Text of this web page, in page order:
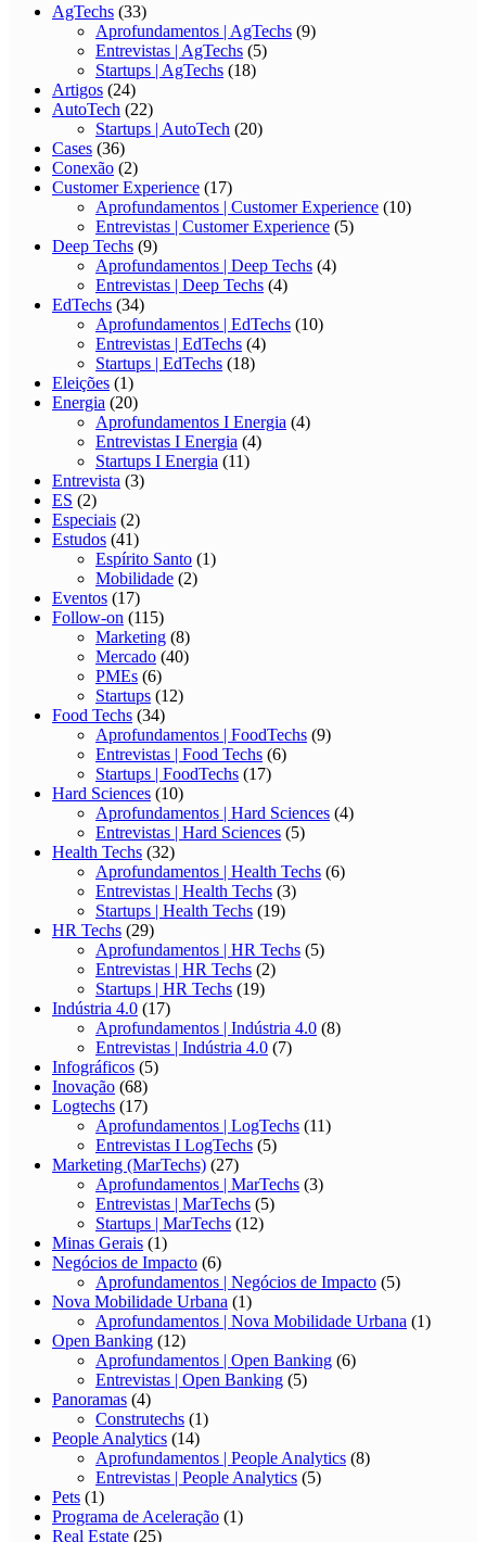
AgTechs (33)
Aprofundamentos | AgTechs (9)
Entrevistas | AgTechs (5)
Startups | AgTechs (18)
Artigos (24)
AutoTech (22)
Startups | AutoTech (20)
Cases (36)
Conexão (2)
Customer Experience (17)
Aprofundamentos | Customer Experience (10)
Entrevistas | Customer Experience (5)
Deep Techs (9)
Aprofundamentos | Deep Techs (4)
Entrevistas | Deep Techs (4)
EdTechs (34)
Aprofundamentos | EdTechs (10)
Entrevistas | EdTechs (4)
Startups | EdTechs (18)
Eleições (1)
Energia (20)
Aprofundamentos I Energia (4)
Entrevistas I Energia (4)
Startups I Energia (11)
Entrevista (3)
ES (2)
Especiais (2)
Estudos (41)
Espírito Santo (1)
Mobilidade (2)
Eventos (17)
Follow-on (115)
Marketing (8)
Mercado (40)
PMEs (6)
Startups (12)
Food Techs (34)
Aprofundamentos | FoodTechs (9)
Entrevistas | Food Techs (6)
Startups | FoodTechs (17)
Hard Sciences (10)
Aprofundamentos | Hard Sciences (4)
Entrevistas | Hard Sciences (5)
Health Techs (32)
Aprofundamentos | Health Techs (6)
Entrevistas | Health Techs (3)
Startups | Health Techs (19)
HR Techs (29)
Aprofundamentos | HR Techs (5)
Entrevistas | HR Techs (2)
Startups | HR Techs (19)
Indústria 4.0 (17)
Aprofundamentos | Indústria 4.0 (8)
Entrevistas | Indústria 4.0 (7)
Infográficos (5)
Inovação (68)
Logtechs (17)
Aprofundamentos | LogTechs (11)
Entrevistas I LogTechs (5)
Marketing (MarTechs) (27)
Aprofundamentos | MarTechs (3)
Entrevistas | MarTechs (5)
Startups | MarTechs (12)
Minas Gerais (1)
Negócios de Impacto (6)
Aprofundamentos | Negócios de Impacto (5)
Nova Mobilidade Urbana (1)
Aprofundamentos | Nova Mobilidade Urbana (1)
Open Banking (12)
Aprofundamentos | Open Banking (6)
Entrevistas | Open Banking (5)
Panoramas (4)
Construtechs (1)
People Analytics (14)
Aprofundamentos | People Analytics (8)
Entrevistas | People Analytics (5)
Pets (1)
Programa de Aceleração (1)
Real Estate (25)